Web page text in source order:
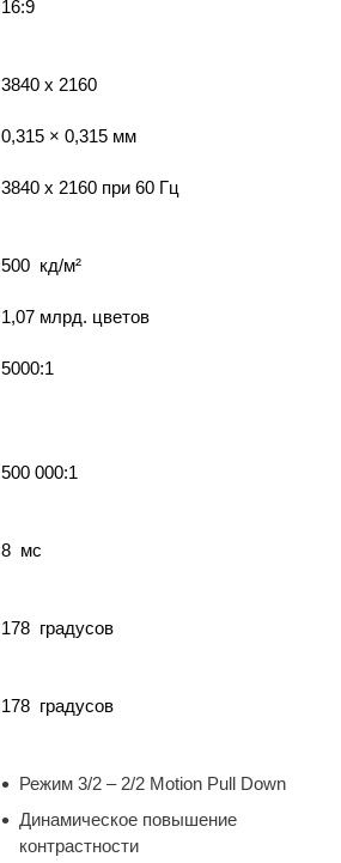
16:9
3840 x 2160
0,315 × 0,315 мм
3840 x 2160 при 60 Гц
500 кд/м²
1,07 млрд. цветов
5000:1
500 000:1
8 мс
178 градусов
178 градусов
Режим 3/2 – 2/2 Motion Pull Down
Динамическое повышение
контрастности